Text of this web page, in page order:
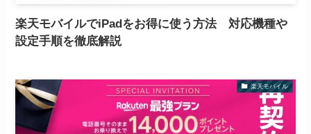
楽天モバイルでiPadをお得に使う方法 対応機種や
設定手順を徹底解説
楽天モバイル